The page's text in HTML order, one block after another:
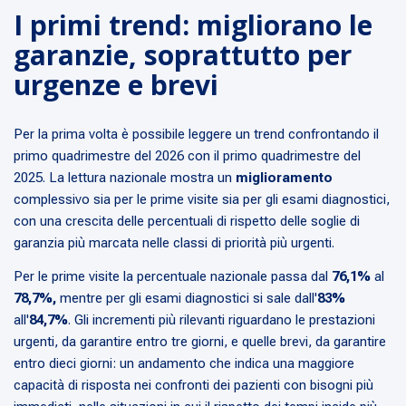
I primi trend: migliorano le
garanzie, soprattutto per
urgenze e brevi
Per la prima volta è possibile leggere un trend confrontando il
primo quadrimestre del 2026 con il primo quadrimestre del
2025. La lettura nazionale mostra un miglioramento
complessivo sia per le prime visite sia per gli esami diagnostici,
con una crescita delle percentuali di rispetto delle soglie di
garanzia più marcata nelle classi di priorità più urgenti.
Per le prime visite la percentuale nazionale passa dal 76,1% al
78,7%, mentre per gli esami diagnostici si sale dall'83%
all'84,7%. Gli incrementi più rilevanti riguardano le prestazioni
urgenti, da garantire entro tre giorni, e quelle brevi, da garantire
entro dieci giorni: un andamento che indica una maggiore
capacità di risposta nei confronti dei pazienti con bisogni più